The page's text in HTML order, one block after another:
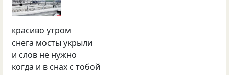
красиво утром
снега мосты укрыли
и слов не нужно
когда и в снах с тобой